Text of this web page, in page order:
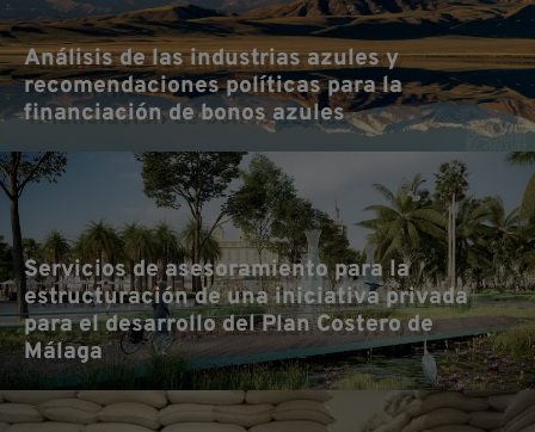
Análisis de las industrias azules y
recomendaciones políticas para la
financiación de bonos azules
Servicios de asesoramiento para la
estructuración de una iniciativa privada
para el desarrollo del Plan Costero de
Málaga